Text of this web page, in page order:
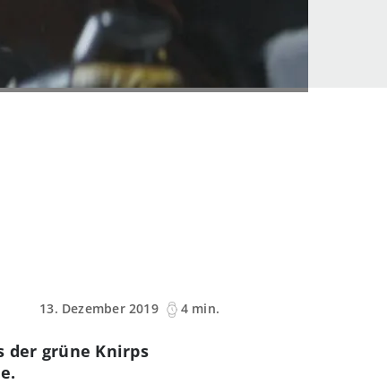
13. Dezember 2019
4 min.
der grüne Knirps